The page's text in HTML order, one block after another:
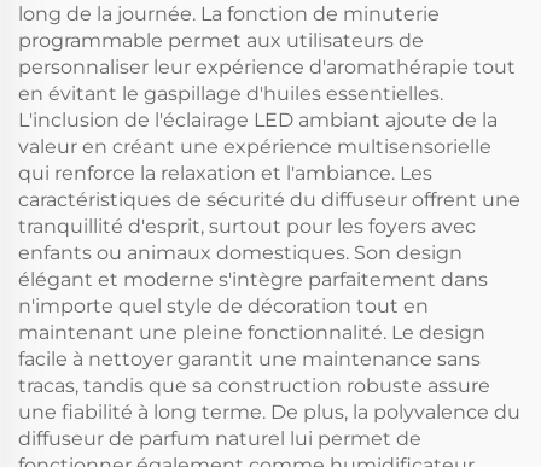
long de la journée. La fonction de minuterie
programmable permet aux utilisateurs de
personnaliser leur expérience d'aromathérapie tout
en évitant le gaspillage d'huiles essentielles.
L'inclusion de l'éclairage LED ambiant ajoute de la
valeur en créant une expérience multisensorielle
qui renforce la relaxation et l'ambiance. Les
caractéristiques de sécurité du diffuseur offrent une
tranquillité d'esprit, surtout pour les foyers avec
enfants ou animaux domestiques. Son design
élégant et moderne s'intègre parfaitement dans
n'importe quel style de décoration tout en
maintenant une pleine fonctionnalité. Le design
facile à nettoyer garantit une maintenance sans
tracas, tandis que sa construction robuste assure
une fiabilité à long terme. De plus, la polyvalence du
diffuseur de parfum naturel lui permet de